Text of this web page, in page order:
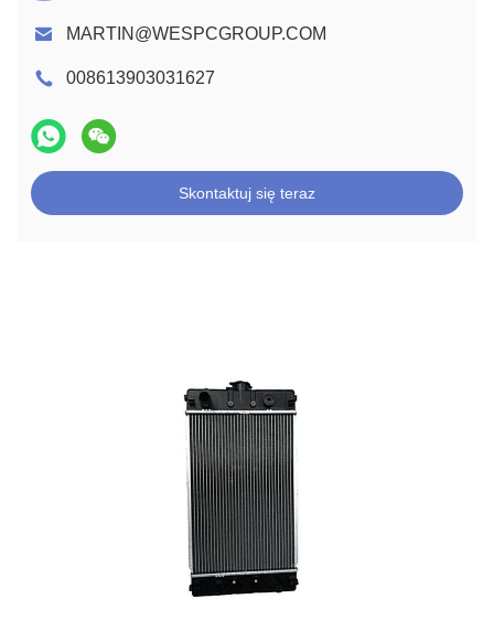
MARTIN@WESPCGROUP.COM
008613903031627
Skontaktuj się teraz